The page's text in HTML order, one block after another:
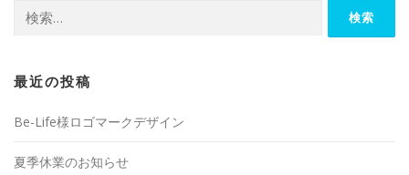
索:
最近の投稿
Be-Life様ロゴマークデザイン
夏季休業のお知らせ